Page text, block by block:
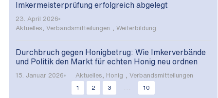
Imkermeisterprüfung erfolgreich abgelegt
23. April 2026
Aktuelles
Verbandsmitteilungen Weiterbildung
Durchbruch gegen Honigbetrug: Wie Imkerverbände
und Politik den Markt für echten Honig neu ordnen
15. Januar 2026 Aktuelles Honig
Verbandsmitteilungen
1
2 3 10